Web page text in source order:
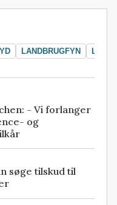
LANDBRUGFYN
- Vi forlanger
og
søge tilskud til